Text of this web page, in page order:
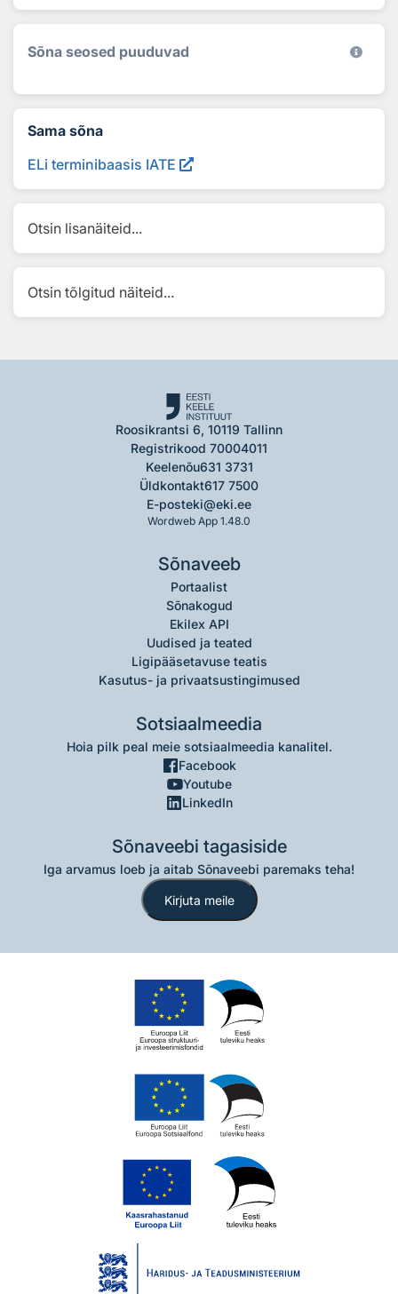
Sõna seosed puuduvad
Sama sõna
ELi terminibaasis IATE
Otsin lisanäiteid...
Otsin tõlgitud näiteid...
Roosikrantsi 6, 10119 Tallinn
Registrikood 70004011
Keelenõu631 3731
Üldkontakt617 7500
E-posteki@eki.ee
Wordweb App 1.48.0
Sõnaveeb
Portaalist
Sõnakogud
Ekilex API
Uudised ja teated
Ligipääsetavuse teatis
Kasutus- ja privaatsustingimused
Sotsiaalmeedia
Hoia pilk peal meie sotsiaalmeedia kanalitel.
Facebook
Youtube
LinkedIn
Sõnaveebi tagasiside
Iga arvamus loeb ja aitab Sõnaveebi paremaks teha!
Kirjuta meile